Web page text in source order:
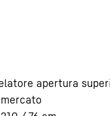
apertura